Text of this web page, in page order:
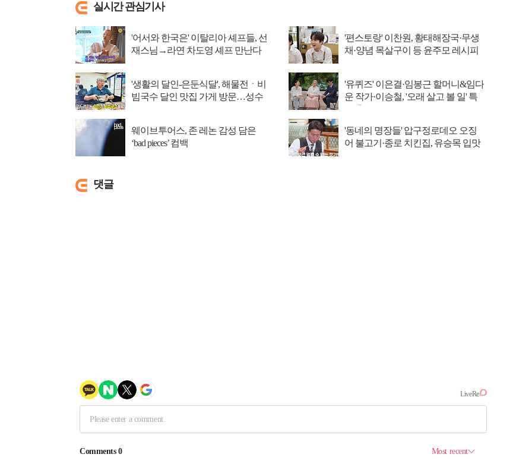
실시간 관심기사
'어서와 한국은' 이탈리아 셰프들, 선
재스님→라연 차도영 셰프 만난다
'편스토랑' 이찬원, 황태해장국·무생
채·양념 목살구이 등 윤주모 레시피
'생활의 달인-은둔식달', 해물전ㆍ비
빔국수 달인 맛집 가게 방문…성수
'유퀴즈' 이은결·임봉근 할머니&임다
운 작가·이승철, '오래 살고 볼 일' 특
웨이브투어스, 존 레논 감성 담은
‘bad pieces’ 컴백
'동네의 명장들' 압구정로데오 오징
어 불고기·종로 치킨집, 유승목 입맛
댓글